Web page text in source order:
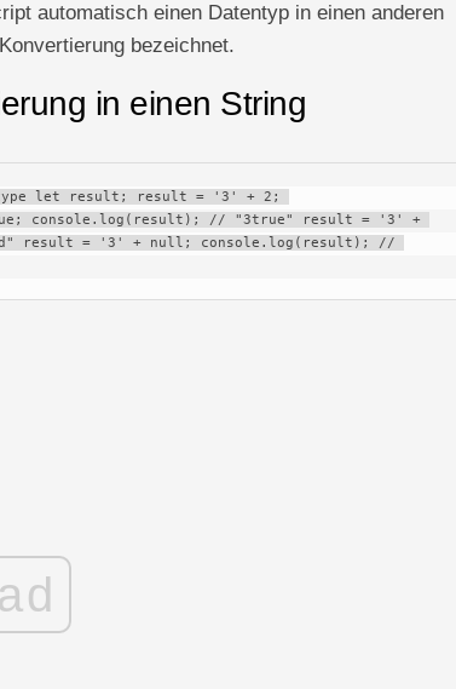
automatisch einen Datentyp in einen anderen
bezeichnet.
in einen String
let result; result = '3' + 2;
console.log(result); // "3true" result = '3' +
result = '3' + null; console.log(result); //
ad